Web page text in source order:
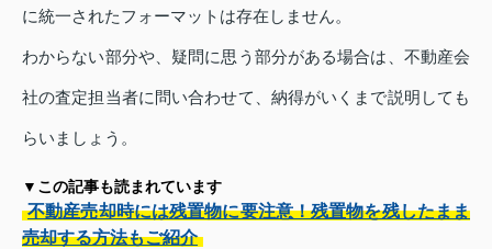
に統一されたフォーマットは存在しません。
わからない部分や、疑問に思う部分がある場合は、不動産会
社の査定担当者に問い合わせて、納得がいくまで説明しても
らいましょう。
▼この記事も読まれています
不動産売却時には残置物に要注意！残置物を残したまま
売却する方法もご紹介